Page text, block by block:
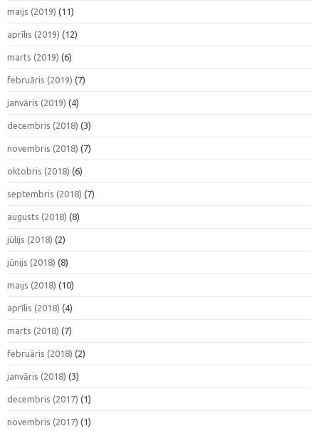
maijs (2019) (11)
aprīlis (2019) (12)
marts (2019) (6)
februāris (2019) (7)
janvāris (2019) (4)
decembris (2018) (3)
novembris (2018) (7)
oktobris (2018) (6)
septembris (2018) (7)
augusts (2018) (8)
jūlijs (2018) (2)
jūnijs (2018) (8)
maijs (2018) (10)
aprīlis (2018) (4)
marts (2018) (7)
februāris (2018) (2)
janvāris (2018) (3)
decembris (2017) (1)
novembris (2017) (1)